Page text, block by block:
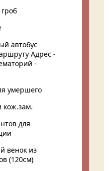
автобус
Адрес -
-
умершего
кож.зам.
для
венок из
(120см)